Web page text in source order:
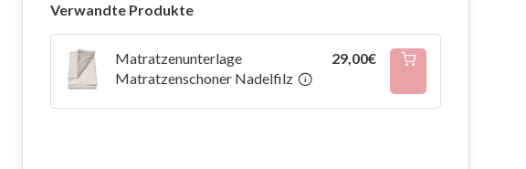
Verwandte Produkte
Matratzenunterlage
Matratzenschoner Nadelfilz
29,00€